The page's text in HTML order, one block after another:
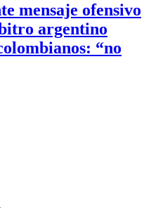
mensaje ofensivo
argentino
“no